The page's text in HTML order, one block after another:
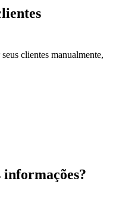
clientes manualmente,
informações?